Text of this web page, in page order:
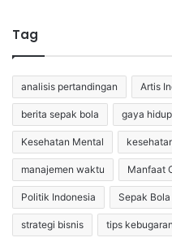
Tag
analisis pertandingan Artis
berita sepak bola gaya
Kesehatan Mental
manajemen waktu Manfaat
Politik Indonesia Sepak Bola
strategi bisnis tips kebugaran